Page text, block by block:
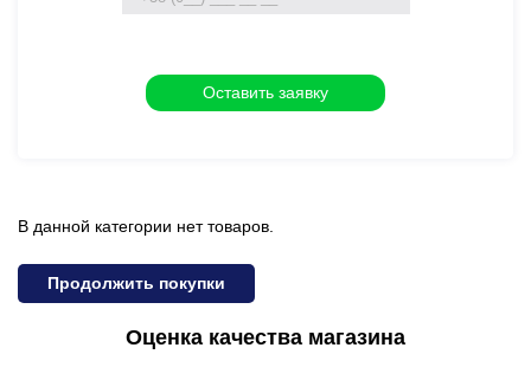
В данной категории нет товаров.
Продолжить покупки
Оценка качества магазина